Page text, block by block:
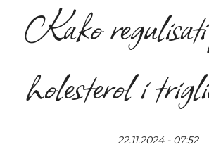
Kako regulisati
holesterol i
22.11.2024 - 07:52